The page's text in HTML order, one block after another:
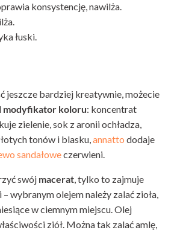
konsystencję, nawilża.
łuski.
jeszcze bardziej kreatywnie, możecie
modyfikator koloru: koncentrat
zielenie, sok z aronii ochładza,
tonów i blasku,annatto dodaje
sandałoweczerwieni.
swój macerat, tylko to zajmuje
wybranym olejem należy zalać zioła,
w ciemnym miejscu. Olej
ziół. Można tak zalać amlę,